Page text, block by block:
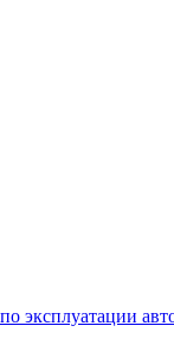
эксплуатации